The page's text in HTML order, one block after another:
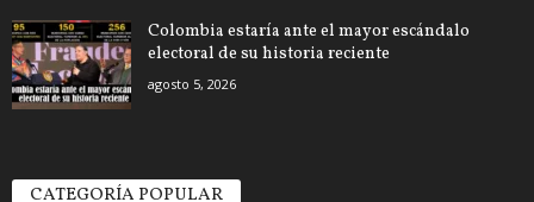
Colombia estaría ante el mayor escándalo
electoral de su historia reciente
agosto 5, 2026
CATEGORÍA POPULAR